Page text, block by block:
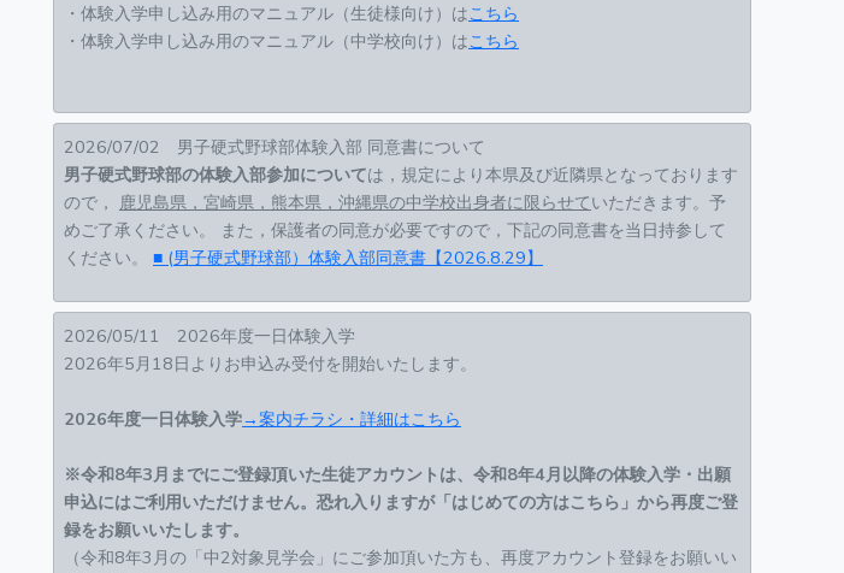
・体験入学申し込み用のマニュアル（生徒様向け）はこちら
・体験入学申し込み用のマニュアル（中学校向け）はこちら
2026/07/02 男子硬式野球部体験入部 同意書について
男子硬式野球部の体験入部参加については，規定により本県及び近隣県となっております
ので， 鹿児島県，宮崎県，熊本県，沖縄県の中学校出身者に限らせていただきます。予
めご了承ください。 また，保護者の同意が必要ですので，下記の同意書を当日持参して
ください。 ■ (男子硬式野球部）体験入部同意書【2026.8.29】
2026/05/11 2026年度一日体験入学
2026年5月18日よりお申込み受付を開始いたします。
2026年度一日体験入学→案内チラシ・詳細はこちら
※令和8年3月までにご登録頂いた生徒アカウントは、令和8年4月以降の体験入学・出願
申込にはご利用いただけません。恐れ入りますが「はじめての方はこちら」から再度ご登
録をお願いいたします。
（令和8年3月の「中2対象見学会」にご参加頂いた方も、再度アカウント登録をお願いい